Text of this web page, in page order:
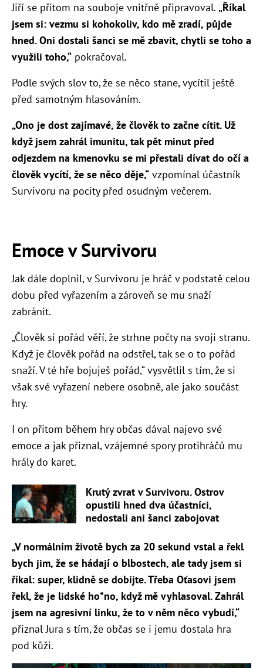
Jiří se přitom na souboje vnitřně připravoval. „Říkal
jsem si: vezmu si kohokoliv, kdo mě zradí, půjde
hned. Oni dostali šanci se mě zbavit, chytli se toho a
využili toho,“ pokračoval.
Podle svých slov to, že se něco stane, vycítil ještě
před samotným hlasováním.
„Ono je dost zajímavé, že člověk to začne cítit. Už
když jsem zahrál imunitu, tak pět minut před
odjezdem na kmenovku se mi přestali dívat do očí a
člověk vycítí, že se něco děje,“ vzpomínal účastník
Survivoru na pocity před osudným večerem.
Emoce v Survivoru
Jak dále doplnil, v Survivoru je hráč v podstatě celou
dobu před vyřazením a zároveň se mu snaží
zabránit.
„Člověk si pořád věří, že strhne počty na svoji stranu.
Když je člověk pořád na odstřel, tak se o to pořád
snaží. V té hře bojuješ pořád,“ vysvětlil s tím, že si
však své vyřazení nebere osobně, ale jako součást
hry.
I on přitom během hry občas dával najevo své
emoce a jak přiznal, vzájemné spory protihráčů mu
hrály do karet.
Krutý zvrat v Survivoru. Ostrov
opustili hned dva účastníci,
nedostali ani šanci zabojovat
„V normálním životě bych za 20 sekund vstal a řekl
bych jim, že se hádají o blbostech, ale tady jsem si
říkal: super, klidně se dobijte. Třeba Oťasovi jsem
řekl, že je lidské ho*no, když mě vyhlasoval. Zahrál
jsem na agresivní linku, že to v něm něco vybudí,“
přiznal Jura s tím, že občas se i jemu dostala hra
pod kůži.